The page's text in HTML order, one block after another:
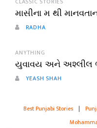
માસીના મ થી
RADHA
ANYTHING
યુવાવય અને અશ્લીલ
YEASH SHAH
Best Punjabi Stories |